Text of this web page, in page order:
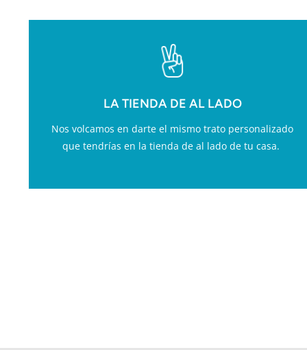
LA TIENDA DE AL LADO
Nos volcamos en darte el mismo trato personalizado
que tendrías en la tienda de al lado de tu casa.